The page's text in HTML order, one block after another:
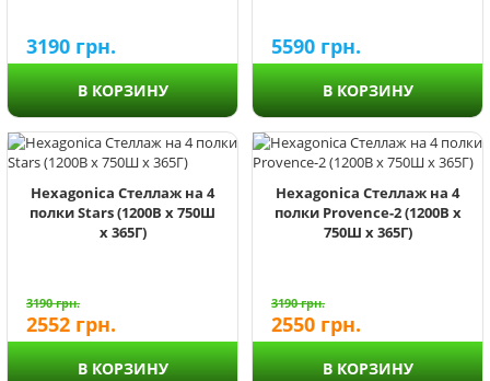
3190 грн.
В КОРЗИНУ
5590 грн.
В КОРЗИНУ
Hexagonica Стеллаж на 4
полки Stars (1200В х 750Ш
х 365Г)
3190грн.
2552 грн.
В КОРЗИНУ
Hexagonica Стеллаж на 4
полки Provence-2 (1200В х
750Ш х 365Г)
3190грн.
2550 грн.
В КОРЗИНУ